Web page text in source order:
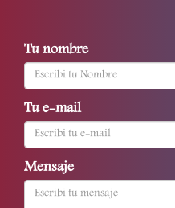
Tu nombre
Tu e-mail
Mensaje